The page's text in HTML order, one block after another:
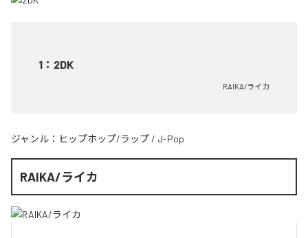
1 ： 2DK
RAIKA/ライカ
ジャンル： ヒップホップ/ラップ / J-Pop
RAIKA/ライカ